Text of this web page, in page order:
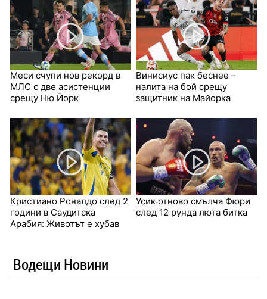
Меси счупи нов рекорд в
МЛС с две асистенции
срещу Ню Йорк
Винисиус пак беснее –
налита на бой срещу
защитник на Майорка
Кристиано Роналдо след 2
години в Саудитска
Арабия: Животът е хубав
Усик отново смълча Фюри
след 12 рунда люта битка
Водещи Новини